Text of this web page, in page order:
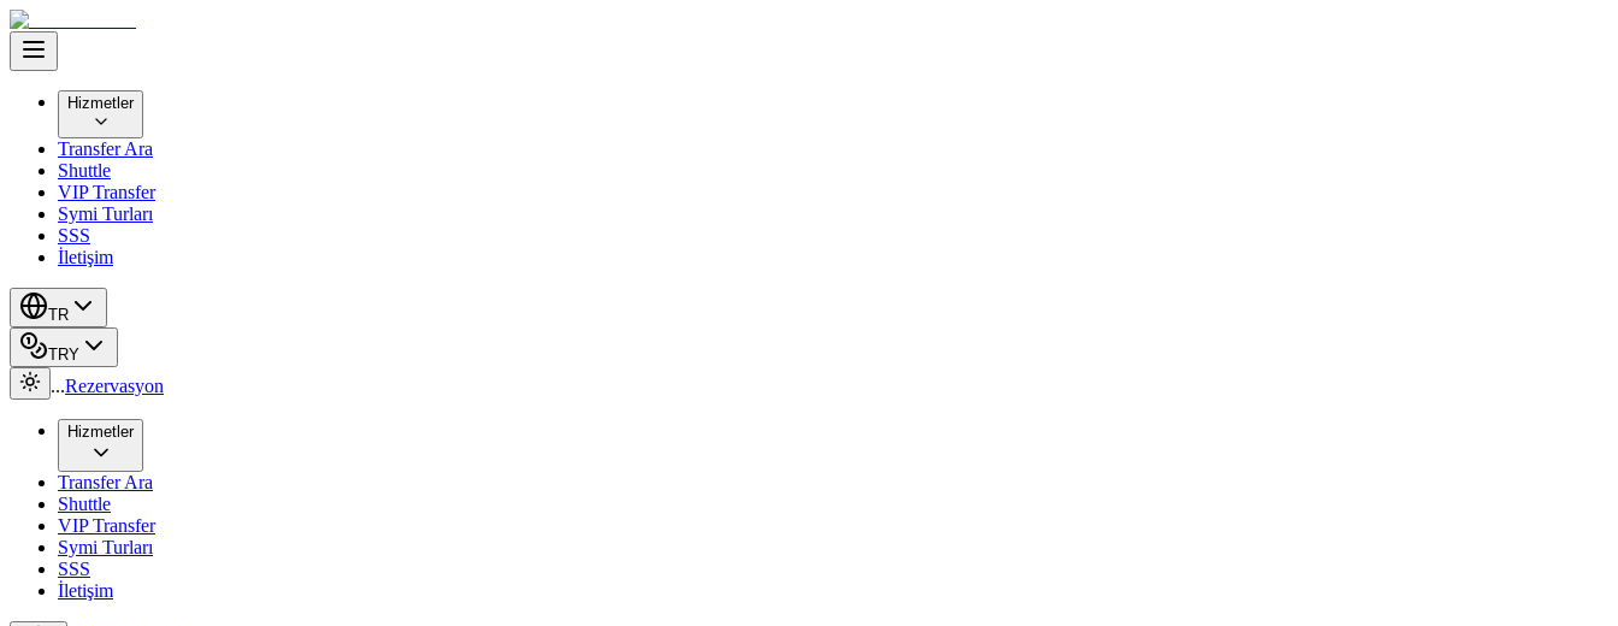
Hizmetler
Transfer Ara
Shuttle
VIP Transfer
Symi Turları
SSS
İletişim
TR
TRY
...Rezervasyon
Hizmetler
Transfer Ara
Shuttle
VIP Transfer
Symi Turları
SSS
İletişim